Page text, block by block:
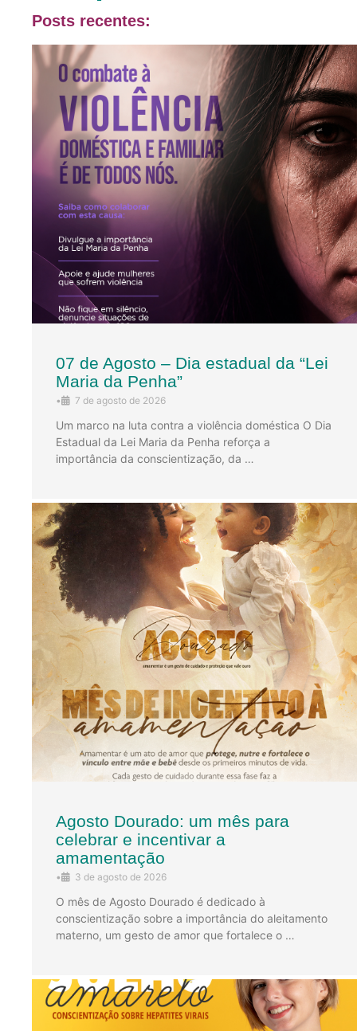
Posts recentes:
07 de Agosto – Dia estadual da “Lei
Maria da Penha”
• 7 de agosto de 2026
Um marco na luta contra a violência doméstica O Dia
Estadual da Lei Maria da Penha reforça a
importância da conscientização, da …
Agosto Dourado: um mês para
celebrar e incentivar a
amamentação
• 3 de agosto de 2026
O mês de Agosto Dourado é dedicado à
conscientização sobre a importância do aleitamento
materno, um gesto de amor que fortalece o …